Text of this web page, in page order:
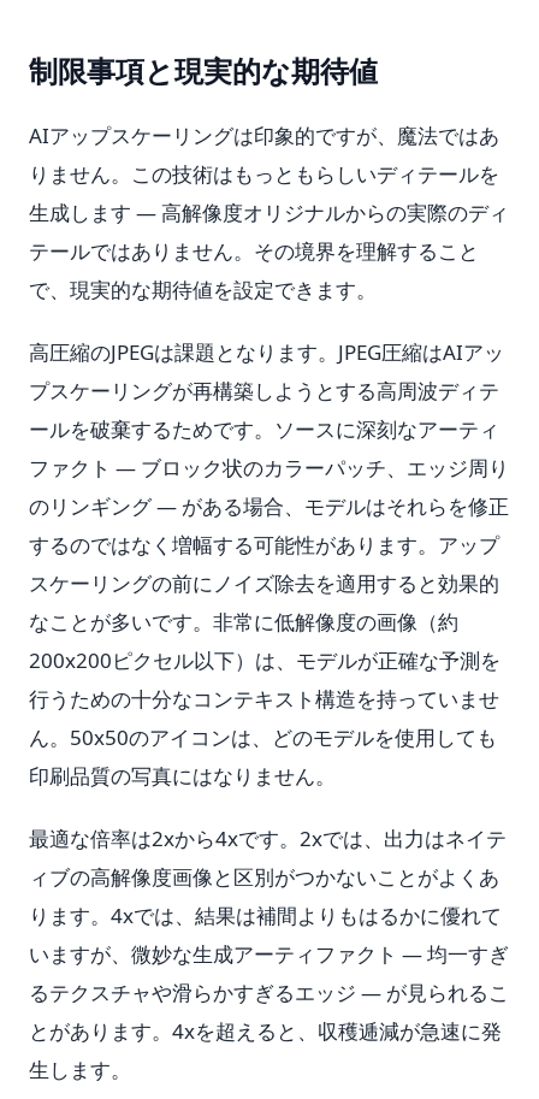
制限事項と現実的な期待値
AIアップスケーリングは印象的ですが、魔法ではあ
りません。この技術はもっともらしいディテールを
生成します — 高解像度オリジナルからの実際のディ
テールではありません。その境界を理解すること
で、現実的な期待値を設定できます。
高圧縮のJPEGは課題となります。JPEG圧縮はAIアッ
プスケーリングが再構築しようとする高周波ディテ
ールを破棄するためです。ソースに深刻なアーティ
ファクト — ブロック状のカラーパッチ、エッジ周り
のリンギング — がある場合、モデルはそれらを修正
するのではなく増幅する可能性があります。アップ
スケーリングの前にノイズ除去を適用すると効果的
なことが多いです。非常に低解像度の画像（約
200x200ピクセル以下）は、モデルが正確な予測を
行うための十分なコンテキスト構造を持っていませ
ん。50x50のアイコンは、どのモデルを使用しても
印刷品質の写真にはなりません。
最適な倍率は2xから4xです。2xでは、出力はネイテ
ィブの高解像度画像と区別がつかないことがよくあ
ります。4xでは、結果は補間よりもはるかに優れて
いますが、微妙な生成アーティファクト — 均一すぎ
るテクスチャや滑らかすぎるエッジ — が見られるこ
とがあります。4xを超えると、収穫逓減が急速に発
生します。